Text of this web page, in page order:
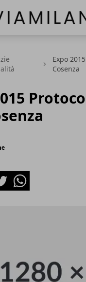
Expo
Cosenza
Whatsapp